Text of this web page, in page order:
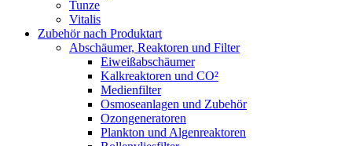
Tunze
Vitalis
Zubehör nach Produktart
Abschäumer, Reaktoren und Filter
Eiweißabschäumer
Kalkreaktoren und CO²
Medienfilter
Osmoseanlagen und Zubehör
Ozongeneratoren
Plankton und Algenreaktoren